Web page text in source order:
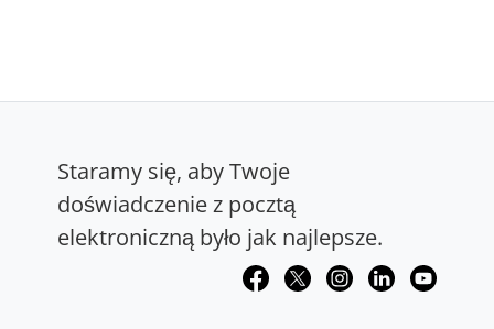
Staramy się, aby Twoje
doświadczenie z pocztą
elektroniczną było jak najlepsze.